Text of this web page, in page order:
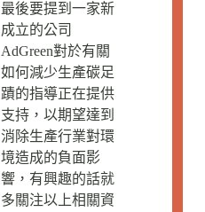
最後要提到一家新
成立的公司
AdGreen對於有關
如何減少生產碳足
蹟的指導正在提供
支持，以期望達到
消除生產行業對環
境造成的負面影
響，有興趣的話就
多關注以上相關資